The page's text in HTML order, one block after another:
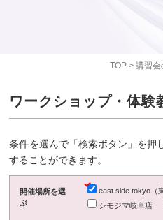
TOP> 講習会
ワークショップ・体験
条件を選んで「検索ボタン」を押
することができます。
開催場所を選
ぶ
east side tokyo（
シモジマ岐阜店